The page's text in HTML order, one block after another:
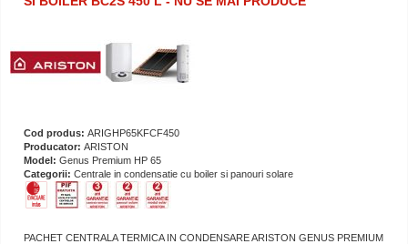
Cod produs: ARIGHP65KFCF450
Producator: ARISTON
Model: Genus Premium HP 65
Categorii: Centrale in condensatie cu boiler si panouri solare
PACHET CENTRALA TERMICA IN CONDENSARE ARISTON GENUS PREMIUM